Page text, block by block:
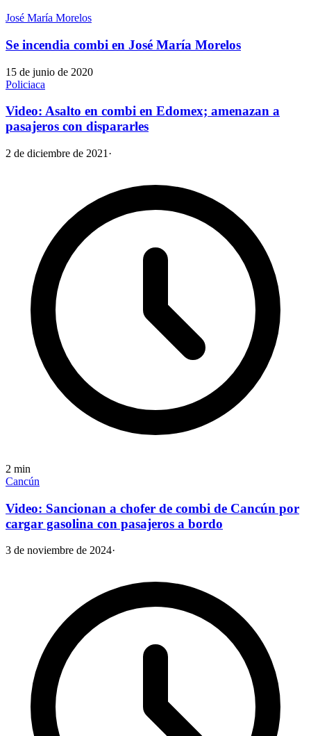
José María Morelos
Se incendia combi en José María Morelos
15 de junio de 2020
Policiaca
Video: Asalto en combi en Edomex; amenazan a
pasajeros con dispararles
2 de diciembre de 2021 ·
2 min
Cancún
Video: Sancionan a chofer de combi de Cancún por
cargar gasolina con pasajeros a bordo
3 de noviembre de 2024·